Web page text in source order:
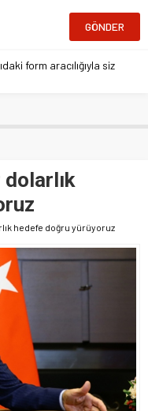
form aracılığıyla siz
hedefe doğru yürüyoruz